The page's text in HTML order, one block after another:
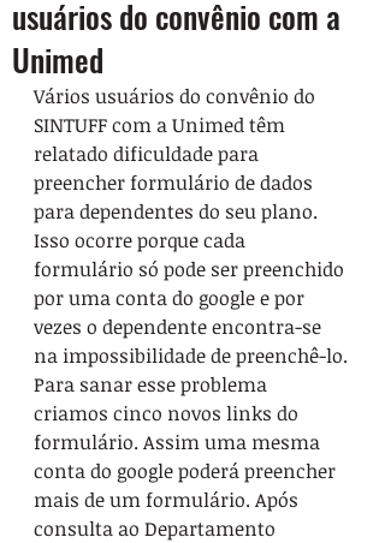
usuários do convênio com a
Unimed
Vários usuários do convênio do
SINTUFF com a Unimed têm
relatado dificuldade para
preencher formulário de dados
para dependentes do seu plano.
Isso ocorre porque cada
formulário só pode ser preenchido
por uma conta do google e por
vezes o dependente encontra-se
na impossibilidade de preenchê-lo.
Para sanar esse problema
criamos cinco novos links do
formulário. Assim uma mesma
conta do google poderá preencher
mais de um formulário. Após
consulta ao Departamento